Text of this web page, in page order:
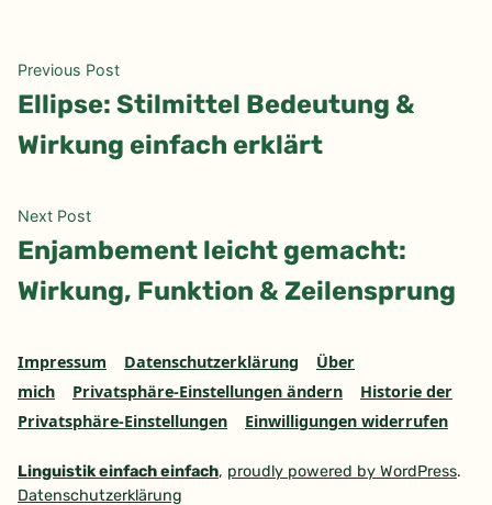
Beitragsnavigation
Previous PostPrevious
post:
Ellipse: Stilmittel Bedeutung &
Wirkung einfach erklärt
Next PostNext
post:
Enjambement leicht gemacht:
Wirkung, Funktion & Zeilensprung
Impressum Datenschutzerklärung
Über
mich
Privatsphäre-Einstellungen ändern
Historie der
Privatsphäre-Einstellungen
Einwilligungen widerrufen
Linguistik einfach einfach, proudly powered by WordPress.
Datenschutzerklärung